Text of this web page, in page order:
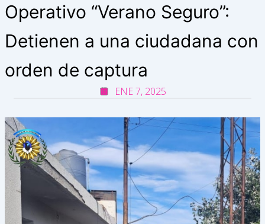
Operativo “Verano Seguro”:
Detienen a una ciudadana con
orden de captura
ENE 7, 2025